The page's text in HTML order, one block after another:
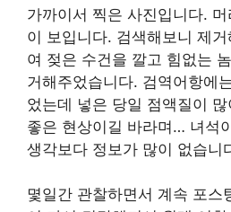
가까이서 찍은 사진입니다.
이 보입니다. 검색해보니 제
여 젖은 수건을 깔고 힘없는
거해주었습니다. 검역어항에
었는데 넣은 당일 점액질이
좋은 현상이길 바라며… 녀석
생각보다 정보가 많이 없습니
몇일간 관찰하면서 계속 포스